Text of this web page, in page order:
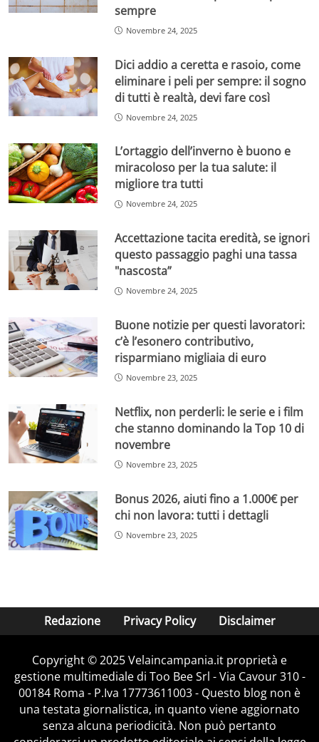
sempre
Novembre 24, 2025
Dici addio a ceretta e rasoio, come
eliminare i peli per sempre: il sogno
di tutti è realtà, devi fare così
Novembre 24, 2025
L’ortaggio dell’inverno è buono e
miracoloso per la tua salute: il
migliore tra tutti
Novembre 24, 2025
Accettazione tacita eredità, se ignori
questo passaggio paghi una tassa
"nascosta”
Novembre 24, 2025
Buone notizie per questi lavoratori:
c’è l’esonero contributivo,
risparmiano migliaia di euro
Novembre 23, 2025
Netflix, non perderli: le serie e i film
che stanno dominando la Top 10 di
novembre
Novembre 23, 2025
Bonus 2026, aiuti fino a 1.000€ per
chi non lavora: tutti i dettagli
Novembre 23, 2025
Redazione Privacy Policy Disclaimer
Copyright © 2025 Velaincampania.it proprietà e
gestione multimediale di Too Bee Srl - Via Cavour 310 -
00184 Roma - P.Iva 17773611003 - Questo blog non è
una testata giornalistica, in quanto viene aggiornato
senza alcuna periodicità. Non può pertanto